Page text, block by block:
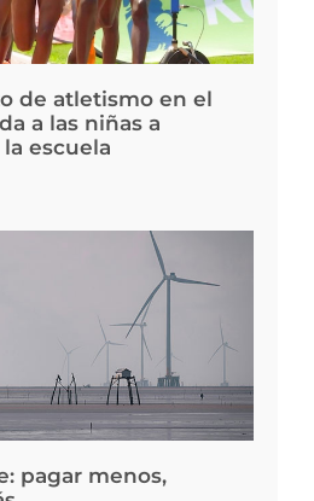
de atletismo en el
a las niñas a
escuela
pagar menos,